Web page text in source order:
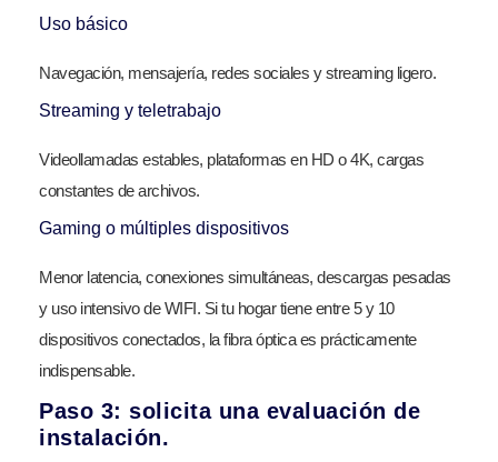
Uso básico
Navegación, mensajería, redes sociales y streaming ligero.
Streaming y teletrabajo
Videollamadas estables, plataformas en HD o 4K, cargas
constantes de archivos.
Gaming o múltiples dispositivos
Menor latencia, conexiones simultáneas, descargas pesadas
y uso intensivo de WIFI. Si tu hogar tiene entre 5 y 10
dispositivos conectados, la fibra óptica es prácticamente
indispensable.
Paso 3: solicita una evaluación de
instalación.